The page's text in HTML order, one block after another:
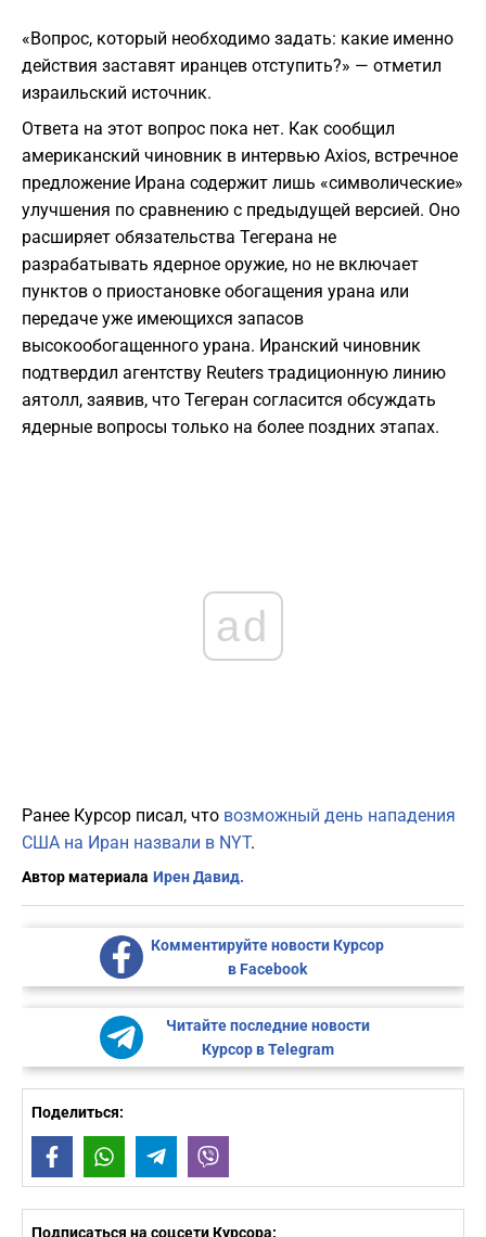
«Вопрос, который необходимо задать: какие именно
действия заставят иранцев отступить?» — отметил
израильский источник.
Ответа на этот вопрос пока нет. Как сообщил
американский чиновник в интервью Axios, встречное
предложение Ирана содержит лишь «символические»
улучшения по сравнению с предыдущей версией. Оно
расширяет обязательства Тегерана не
разрабатывать ядерное оружие, но не включает
пунктов о приостановке обогащения урана или
передаче уже имеющихся запасов
высокообогащенного урана. Иранский чиновник
подтвердил агентству Reuters традиционную линию
аятолл, заявив, что Тегеран согласится обсуждать
ядерные вопросы только на более поздних этапах.
ad
Ранее Курсор писал, что возможный день нападения
США на Иран назвали в NYT.
Автор материала Ирен Давид.
Комментируйте новости Курсор
в Facebook
Читайте последние новости
Курсор в Telegram
Поделиться:
FacebookWhatsAppTelegram
Подписаться на соцсети Курсора: